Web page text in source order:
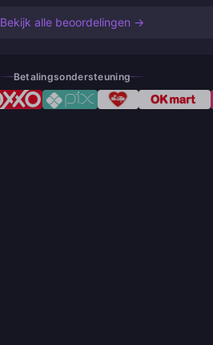
Bekijk alle beoordelingen →
Betalingsondersteuning